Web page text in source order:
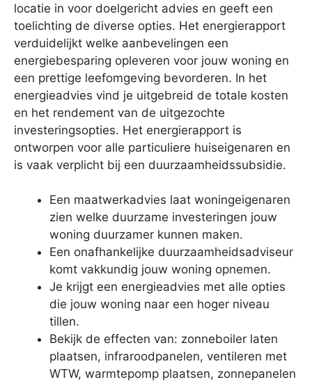
locatie in voor doelgericht advies en geeft een
toelichting de diverse opties. Het energierapport
verduidelijkt welke aanbevelingen een
energiebesparing opleveren voor jouw woning en
een prettige leefomgeving bevorderen. In het
energieadvies vind je uitgebreid de totale kosten
en het rendement van de uitgezochte
investeringsopties. Het energierapport is
ontworpen voor alle particuliere huiseigenaren en
is vaak verplicht bij een duurzaamheidssubsidie.
Een maatwerkadvies laat woningeigenaren
zien welke duurzame investeringen jouw
woning duurzamer kunnen maken.
Een onafhankelijke duurzaamheidsadviseur
komt vakkundig jouw woning opnemen.
Je krijgt een energieadvies met alle opties
die jouw woning naar een hoger niveau
tillen.
Bekijk de effecten van: zonneboiler laten
plaatsen, infraroodpanelen, ventileren met
WTW, warmtepomp plaatsen, zonnepanelen